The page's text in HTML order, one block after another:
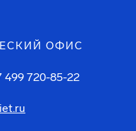
ОФИС
499 720-85-22